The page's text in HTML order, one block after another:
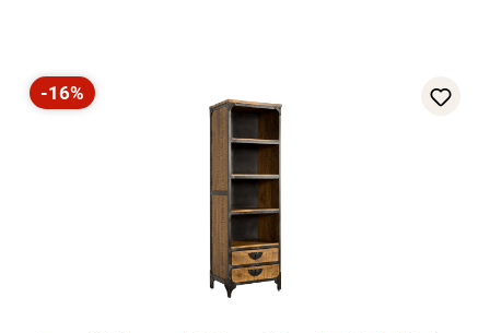
Rabatt
-16%